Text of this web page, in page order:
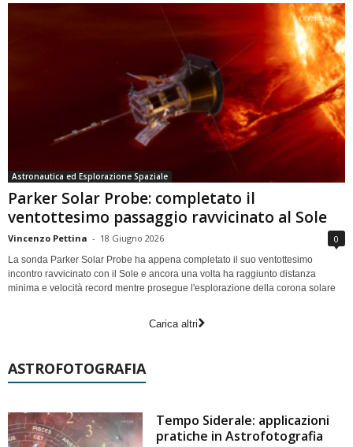
Astronautica ed Esplorazione Spaziale
Parker Solar Probe: completato il
ventottesimo passaggio ravvicinato al Sole
Vincenzo Pettina - 18 Giugno 2026 0
La sonda Parker Solar Probe ha appena completato il suo ventottesimo
incontro ravvicinato con il Sole e ancora una volta ha raggiunto distanza
minima e velocità record mentre prosegue l'esplorazione della corona solare
Carica altri
ASTROFOTOGRAFIA
Tempo Siderale: applicazioni
pratiche in Astrofotografia